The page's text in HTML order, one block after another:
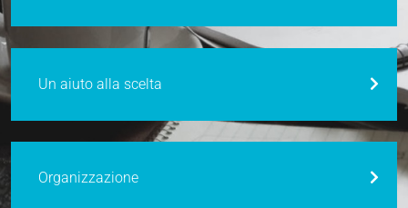
Un aiuto alla scelta
Organizzazione